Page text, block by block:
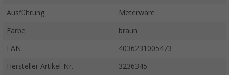
Ausführung Meterware
Farbe braun
EAN 4036231005473
Hersteller Artikel-Nr. 3236345